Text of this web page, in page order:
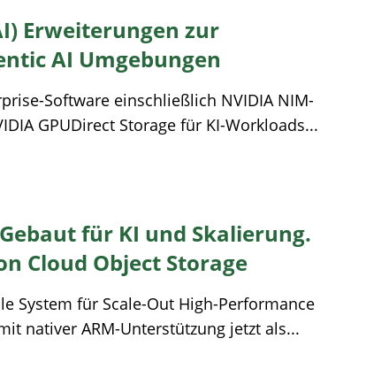
Erweiterungen zur
AI Umgebungen
Software einschließlich NVIDIA NIM-
GPUDirect Storage für KI-Workloads...
für KI und Skalierung.
Cloud Object Storage
System für Scale-Out High-Performance
nativer ARM-Unterstützung jetzt als...